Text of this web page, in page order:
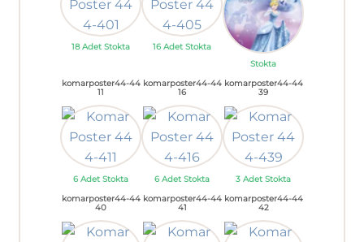
18 Adet Stokta 16 Adet Stokta
Stokta
komarposter44-44
11
6 Adet Stokta
komarposter44-44
16
6 Adet Stokta
komarposter44-44
39
3 Adet Stokta
komarposter44-44
40
komarposter44-44
41
komarposter44-44
42